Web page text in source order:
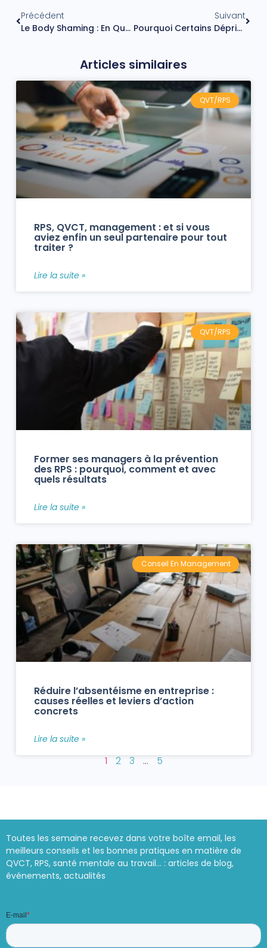
Précédent
Le Body Shaming : En Quoi Cette Pratique Est-Elle Néfaste
Suivant
Pourquoi Certains Dépriment Pendant Les Fêtes De Fin D’année ?
Articles similaires
QVT/RPS
RPS, QVCT, management : et si vous
aviez enfin un seul partenaire pour tout
traiter ?
Lire la suite »
QVT/RPS
Former ses managers à la prévention
des RPS : pourquoi, comment et avec
quels résultats
Lire la suite »
Conseil En Management
Réduire l’absentéisme en entreprise :
causes réelles et leviers d’action
concrets
Lire la suite »
1 2 3 … 5
Toutes les semaine recevez dans votre boîte email, les
meilleurs conseils et les bonnes pratiques en matière de
QVCT, RPS, santé mentale au travail… : articles de blog,
événements, actualités